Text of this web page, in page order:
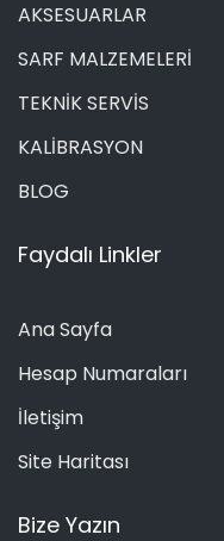
AKSESUARLAR
SARF MALZEMELERİ
TEKNİK SERVİS
KALİBRASYON
BLOG
Faydalı Linkler
Ana Sayfa
Hesap Numaraları
İletişim
Site Haritası
Bize Yazın